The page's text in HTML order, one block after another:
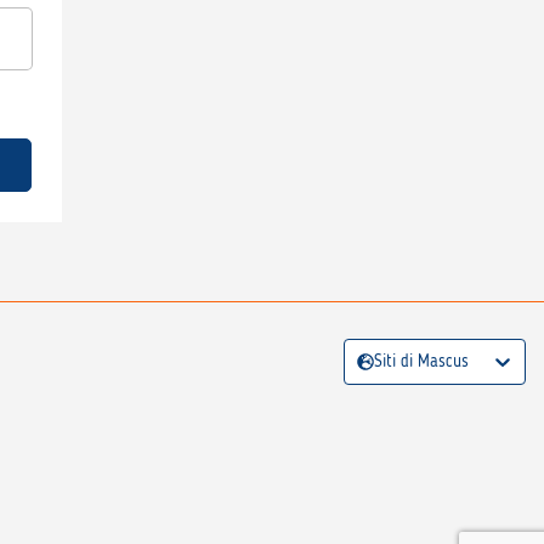
Siti di Mascus